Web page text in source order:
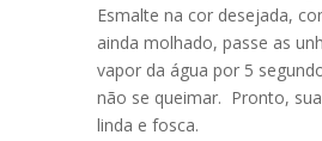
Esmalte na cor desejada,
ainda molhado, passe as
vapor da água por 5
não se queimar. Pronto,
linda e fosca.